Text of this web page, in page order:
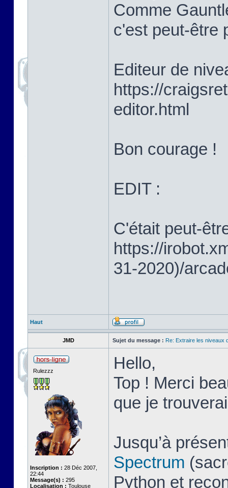
Comme
c'est peut-être
Editeur de
https://
editor.html
Bon courage !
EDIT :
C'était peut-
https://
31-2020)/
Haut
JMD Sujet du message : Re: Extraire les niveaux
Rulezzz
Inscription : 28 Déc 2007,
22:44
Message(s) : 295
Localisation : Toulouse
Hello,
Top ! Merci
que je
Jusqu’à
Spectrum
Python et